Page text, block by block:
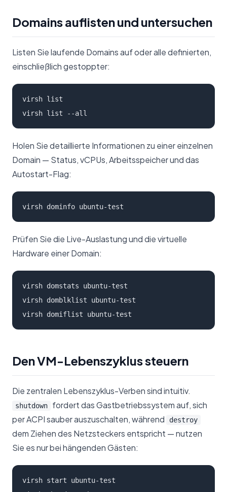
Domains auflisten und untersuchen
Listen Sie laufende Domains auf oder alle definierten,
einschließlich gestoppter:
virsh list
virsh list --all
Holen Sie detaillierte Informationen zu einer einzelnen
Domain — Status, vCPUs, Arbeitsspeicher und das
Autostart-Flag:
virsh dominfo ubuntu-test
Prüfen Sie die Live-Auslastung und die virtuelle
Hardware einer Domain:
virsh domstats ubuntu-test
virsh domblklist ubuntu-test
virsh domiflist ubuntu-test
Den VM-Lebenszyklus steuern
Die zentralen Lebenszyklus-Verben sind intuitiv.
shutdown
fordert das Gastbetriebssystem auf, sich
per ACPI sauber auszuschalten, während
destroy
dem Ziehen des Netzsteckers entspricht — nutzen
Sie es nur bei hängenden Gästen:
virsh start ubuntu-test